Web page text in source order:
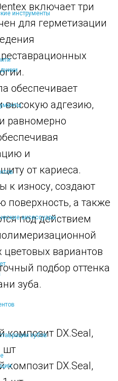
инструменты
аксессуары
зубов
включает три
для герметизации
обеспечивает
высокую адгезию,
равномерно
и
от кариеса.
к износу, создают
поверхность, а также
под действием
вариантов
подбор оттенка
зуба.
композит DX.Seal,
шт
композит DX.Seal,